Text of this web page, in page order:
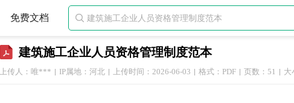
免费文档 
建筑施工企业人员资格管理制度范本
上传人：唯*** IP属地：河北 上传时间：2026-06-03 格式：PDF 页数：51 大